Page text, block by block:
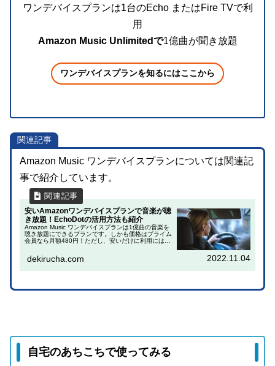
ワンデバイスプランは1台のEcho またはFire TVで利
用
Amazon Music Unlimitedで1億曲が聞き放題
ワンデバイスプランを知るにはここから
関連記事
Amazon Music ワンデバイスプランについては関連記
事で紹介しています。
安いAmazonワンデバイスプランで音楽が聴
き放題！EchoDotの活用方法も紹介
Amazon Music ワンデバイスプランは1億曲の音楽を
聴き放題にできるプランです。しかも価格はプライム
会員なら月額480円！ただし、安いだけに利用にはワ
dekirucha.com 2022.11.04
自宅のあちこちで使ってみる